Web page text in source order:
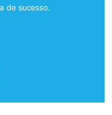
celular
dados faclimente
de sucesso.